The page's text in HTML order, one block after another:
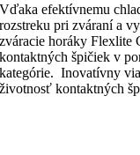
Vďaka efektívnemu
rozstreku pri zváraní a
zváracie horáky Flexlite
kontaktných špičiek v
kategórie. Inovatívny
životnosť kontaktných